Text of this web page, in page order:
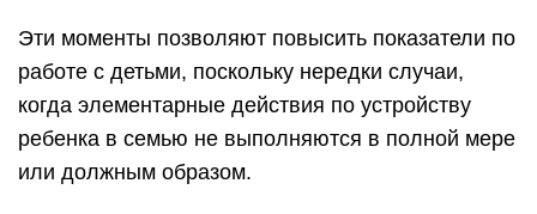
Эти моменты позволяют повысить показатели по
работе с детьми, поскольку нередки случаи,
когда элементарные действия по устройству
ребенка в семью не выполняются в полной мере
или должным образом.